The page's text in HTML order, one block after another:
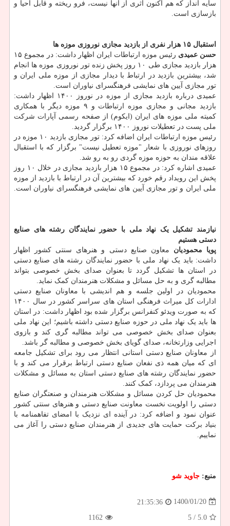
سایه انداز که هم اکنون اثری از آنها نیست، فرو ریخته و قابل احیا و
بازسازی است.
استقبال ۱۵ هزار نفری از بازدید مجازی نوروزی موزه ها‬
حسن عمیدی
رئیس موزه ارتباطات ایران اظهار داشت: ‬‫در مجموع ۱۵
هزار بازدید مجازی طی ۱۰ روز پخش زنده تور نوروزی موزه ها انجام
شد، بیشترین بازدید در ارتباط با دیدار مجازی از موزه ملی ایران و
تور مجازی آیین های نمایشی فرهنگسرای نیاوران است. ‬
عمیدی درباره بازدید مجازی از موزه در نوروز ۱۴۰۰ اظهار داشت:
بازدید مجانی و مجازی موزه ارتباطات و ۹ موزه دیگر با همکاری
کمیته ملی موزه های ایران (ایکوم) از صفحه رسمی آپارات شرکت
ملی پست در تعطیلات نوروز ۱۴۰۰ برگزار گردید. ‬
‫رئیس موزه ارتباطات ایران اضافه کرد: تور مجازی بازدید ۱۰ موزه در
روزهای نوروزی با شعار "موزه تعطیل نیست" برگزار که با استقبال
علاقه مندان به حوزه موزه گردی رو به رو شد. ‬
‫عمیدی اشاره کرد: در مجموع ۱۵ هزار بازدید مجازی در خلال ۱۰ روز
پخش این رویداد رقم خورد که بیشترین آن در ارتباط با بازدید از موزه
ملی ایران و تور مجازی آیین های نمایشی فرهنگسرای نیاوران است.
نیازمند تشکیل یک نهاد ملی با حضور نمایندگان رشته های صنایع
دستی هستیم
پویا محمودیان معاون صنایع دستی و هنرهای سنتی کشور اظهار
داشت: باید یک نهاد ملی با حضور نمایندگان رشته های صنایع دستی
در استان ها تشکیل گردد تا بعنوان صدای بخش خصوصی بتواند
مطالبه گری و به حل مسائل و مشکلات هنرمندان کمک نماید.
محمودیان در اولین جلسه و هم اندیشی با معاونان صنایع دستی
ادارات کل میراث فرهنگی استان های سراسر کشور در سال ۱۴۰۰
که به صورت ویدئو کنفرانس برگزار شده بود اظهار داشت: در استان
ها باید یک نهاد ملی در حوزه صنایع دستی داشته باشیم؛ این نهاد ملی
بعنوان صدای بخش خصوصی می تواند مطالبه گری کند و بازوی
اجرایی وزارتخانه، صدای گویای بخش خصوصی و مطالبه گر باشد.
از معاونان صنایع دستی استانی انتظار می رود برای تشکیل جامعه
ای که میان همه ذی نفعان صنایع دستی ارتباط برقرار می کند و با
حضور نمایندگان رشته های صنایع دستی استان به مسائل و مشکلات
هنرمندان می پردازد، کمک کنند.
محمودیان حل کردن مسائل و مشکلات هنرمندان و صنعتگران صنایع
دستی را اولویت نخست معاونت صنایع دستی و هنرهای سنتی کشور
عنوان نمود و اضافه کرد: در آینده ای نزدیک با امضای تفاهمنامه با
بنیاد برکت حمایت های جدیدی از هنرمندان صنایع دستی را آغاز می
نماییم.
منبع: جاوید شو
1400/01/20
21:35:36
5.0
/ 5
1162